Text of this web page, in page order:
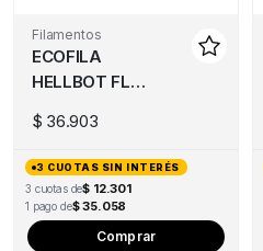
Filamentos
ECOFILA
HELLBOT FLEX
$ 36.903
3 CUOTAS SIN INTERÉS
3 cuotas de$ 12.301
1 pago de$ 35.058
Comprar